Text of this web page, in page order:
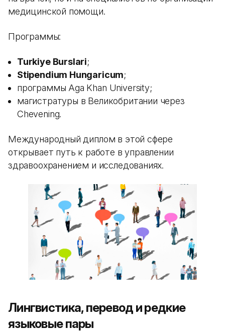
медицинской помощи.
Программы:
Turkiye Burslari;
Stipendium Hungaricum;
программы Aga Khan University;
магистратуры в Великобритании через
Chevening.
Международный диплом в этой сфере
открывает путь к работе в управлении
здравоохранением и исследованиях.
Лингвистика, перевод и редкие
языковые пары